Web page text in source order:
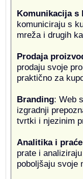
Komunikacija s
komuniciraju s
mreža i drugih
Prodaja
prodaju svoje
praktično za
Branding: Web
izgradnji
tvrtki i njezinim
Analitika i
prate i
poboljšaju svoje